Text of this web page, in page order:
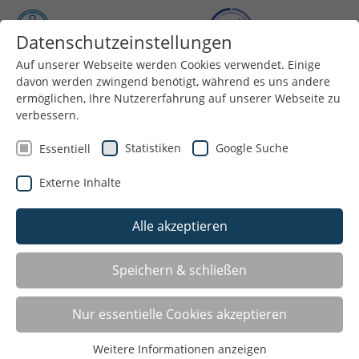
Menü
LISTE
Datenschutzeinstellungen
Auf unserer Webseite werden Cookies verwendet. Einige
davon werden zwingend benötigt, während es uns andere
ermöglichen, Ihre Nutzererfahrung auf unserer Webseite zu
verbessern.
Essentiell Statistiken Google Suche
Externe Inhalte
Alle akzeptieren
Speichern & schließen
Nur essentielle Cookies akzeptieren
Weitere Informationen anzeigen